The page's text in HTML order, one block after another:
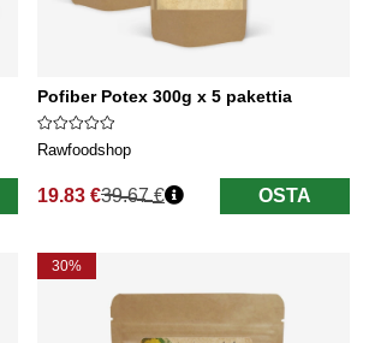
Pofiber Potex 300g x 5 pakettia
Rawfoodshop
19.83 €
Normaali hinta
39.67 € OSTA
30%